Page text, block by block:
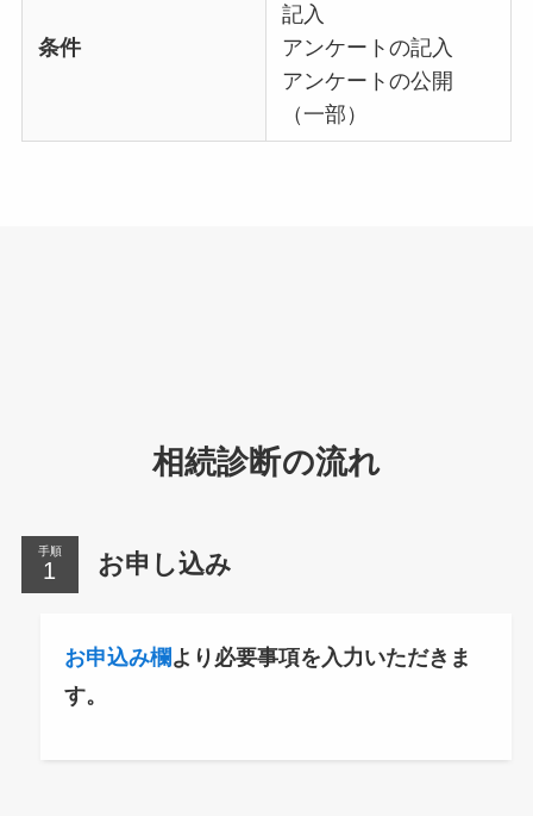
条件
記入
アンケートの記入
アンケートの公開
（一部）
相続診断の流れ
手順 お申し込み
お申込み欄より必要事項を入力いただきま
す。